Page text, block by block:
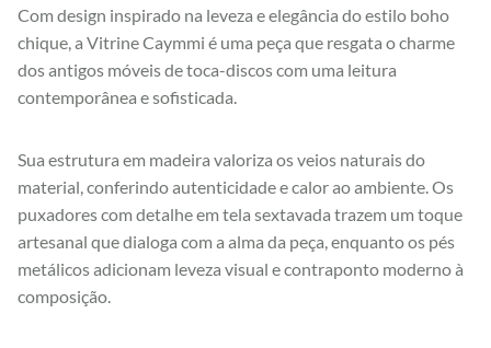
Com design inspirado na leveza e elegância do estilo boho
chique, a Vitrine Caymmi é uma peça que resgata o charme
dos antigos móveis de toca-discos com uma leitura
contemporânea e sofisticada.
Sua estrutura em madeira valoriza os veios naturais do
material, conferindo autenticidade e calor ao ambiente. Os
puxadores com detalhe em tela sextavada trazem um toque
artesanal que dialoga com a alma da peça, enquanto os pés
metálicos adicionam leveza visual e contraponto moderno à
composição.